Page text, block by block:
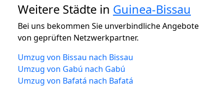
Weitere Städte in Guinea-Bissau
Bei uns bekommen Sie unverbindliche Angebote
von geprüften Netzwerkpartner.
Umzug von Bissau nach Bissau
Umzug von Gabú nach Gabú
Umzug von Bafatá nach Bafatá